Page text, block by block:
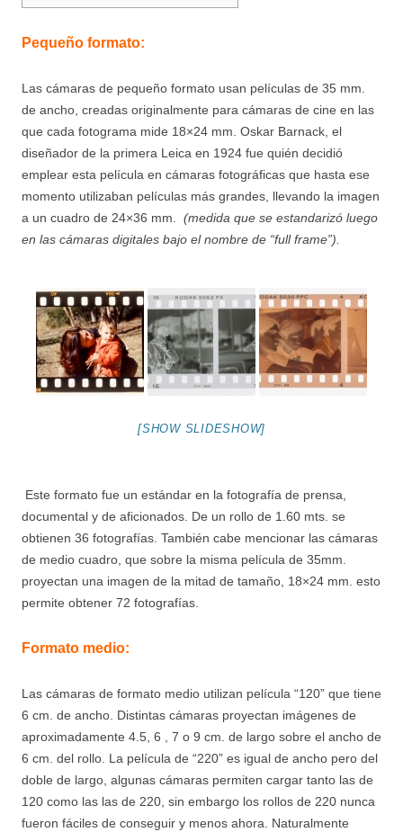
Pequeño formato:
Las cámaras de pequeño formato usan películas de 35 mm.
de ancho, creadas originalmente para cámaras de cine en las
que cada fotograma mide 18×24 mm. Oskar Barnack, el
diseñador de la primera Leica en 1924 fue quién decidió
emplear esta película en cámaras fotográficas que hasta ese
momento utilizaban películas más grandes, llevando la imagen
a un cuadro de 24×36 mm.
(medida que se estandarizó luego
en las cámaras digitales bajo el nombre de “full frame”).
[SHOW SLIDESHOW]
Este formato fue un estándar en la fotografía de prensa,
documental y de aficionados. De un rollo de 1.60 mts. se
obtienen 36 fotografías. También cabe mencionar las cámaras
de medio cuadro, que sobre la misma película de 35mm.
proyectan una imagen de la mitad de tamaño, 18×24 mm. esto
permite obtener 72 fotografías.
Formato medio:
Las cámaras de formato medio utilizan película “120” que tiene
6 cm. de ancho. Distintas cámaras proyectan imágenes de
aproximadamente 4.5, 6 , 7 o 9 cm. de largo sobre el ancho de
6 cm. del rollo. La película de “220” es igual de ancho pero del
doble de largo, algunas cámaras permiten cargar tanto las de
120 como las las de 220, sin embargo los rollos de 220 nunca
fueron fáciles de conseguir y menos ahora. Naturalmente